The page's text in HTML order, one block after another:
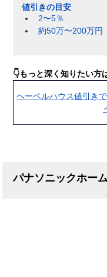
値引きの目安
2〜5％
約50万〜200万円
👇もっと深く知りたい方
ヘーベルハウス値引き
パナソニックホー